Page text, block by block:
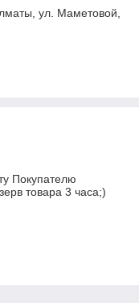
ул. Маметовой,
Покупателю
товара 3 часа;)